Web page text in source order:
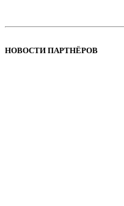
НОВОСТИ ПАРТНЁРОВ